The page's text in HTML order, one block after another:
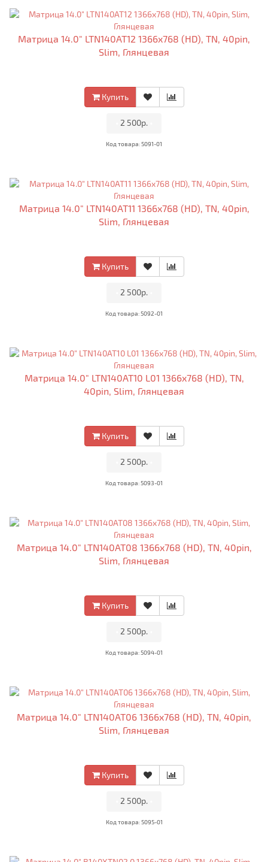
Матрица 14.0" LTN140AT12 1366x768 (HD), TN, 40pin,
Slim, Глянцевая
Купить
2 500р.
Код товара: 5091-01
Матрица 14.0" LTN140AT11 1366x768 (HD), TN, 40pin,
Slim, Глянцевая
Купить
2 500р.
Код товара: 5092-01
Матрица 14.0" LTN140AT10 L01 1366x768 (HD), TN,
40pin, Slim, Глянцевая
Купить
2 500р.
Код товара: 5093-01
Матрица 14.0" LTN140AT08 1366x768 (HD), TN, 40pin,
Slim, Глянцевая
Купить
2 500р.
Код товара: 5094-01
Матрица 14.0" LTN140AT06 1366x768 (HD), TN, 40pin,
Slim, Глянцевая
Купить
2 500р.
Код товара: 5095-01